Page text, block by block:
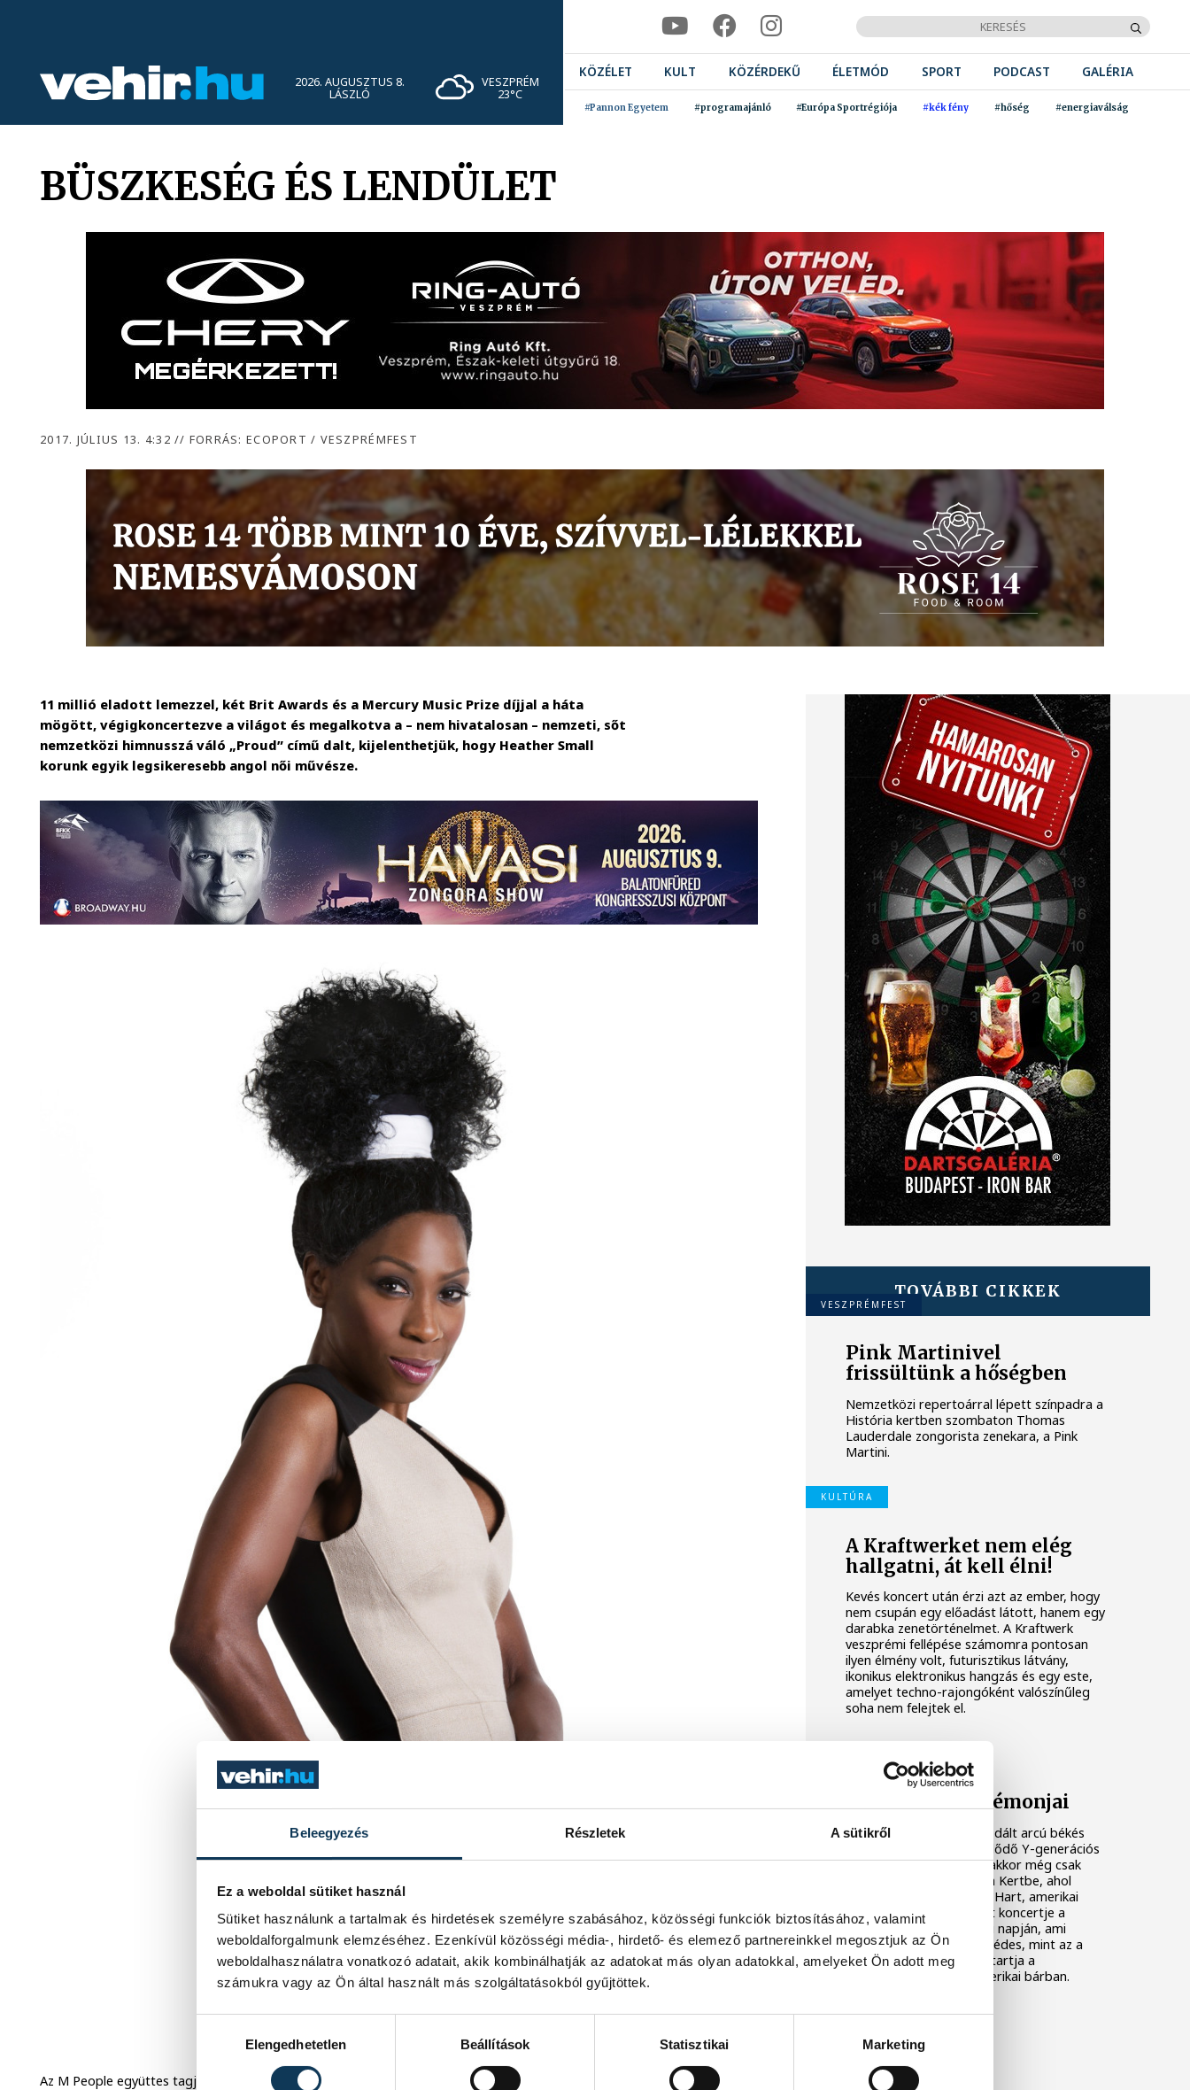
Beleegyezés Részletek A sütikről
Ez a weboldal sütiket használ
Sütiket használunk a tartalmak és hirdetések személyre szabásához, közösségi funkciók biztosításához, valamint
weboldalforgalmunk elemzéséhez. Ezenkívül közösségi média-, hirdető- és elemező partnereinkkel megosztjuk az Ön
weboldalhasználatra vonatkozó adatait, akik kombinálhatják az adatokat más olyan adatokkal, amelyeket Ön adott meg
számukra vagy az Ön által használt más szolgáltatásokból gyűjtöttek.
Elengedhetetlen
Beállítások Statisztikai Marketing
2026. AUGUSZTUS 8.
LÁSZLÓ
VESZPRÉM
23°C
KÖZÉLET KULT KÖZÉRDEKŰ ÉLETMÓD SPORT PODCAST GALÉRIA
#Pannon Egyetem #programajánló #Európa Sportrégiója #kék fény #hőség #energiaválság
BÜSZKESÉG ÉS LENDÜLET
2017. JÚLIUS 13. 4:32// FORRÁS: ECOPORT / VESZPRÉMFEST
11 millió eladott lemezzel, két Brit Awards és a Mercury Music Prize díjjal a háta
mögött, végigkoncertezve a világot és megalkotva a – nem hivatalosan – nemzeti, sőt
nemzetközi himnusszá váló „Proud” című dalt, kijelenthetjük, hogy Heather Small
korunk egyik legsikeresebb angol női művésze.
Az M People együttes tagjaként – mialatt világszerte komoly sikereket értek el olyan slágerekkel,
TOVÁBBI CIKKEK
VESZPRÉMFEST
Pink Martinivel
frissültünk a hőségben
Nemzetközi repertoárral lépett színpadra a
História kertben szombaton Thomas
Lauderdale zongorista zenekara, a Pink
Martini.
KULTÚRA
A Kraftwerket nem elég
hallgatni, át kell élni!
Kevés koncert után érzi azt az ember, hogy
nem csupán egy előadást látott, hanem egy
darabka zenetörténelmet. A Kraftwerk
veszprémi fellépése számomra pontosan
ilyen élmény volt, futurisztikus látvány,
ikonikus elektronikus hangzás és egy este,
amelyet techno-rajongóként valószínűleg
soha nem felejtek el.
Beth Hart és a démonjai
Pipa- és szivarfüst, barázdált arcú békés
hobók vagy éppen érdeklődő Y-generációs
fiatal férfiak és nők… és akkor még csak
éppen belépünk a Hisoria Kertbe, ahol
ezután következett Beth Hart, amerikai
bluesénekesnő várva várt koncertje a
VeszprémFest csütörtöki napján, ami
egyszerre volt keserű és édes, mint az a
kávé, ami hajnalig ébren tartja a
bluesénekeseket egy amerikai bárban.